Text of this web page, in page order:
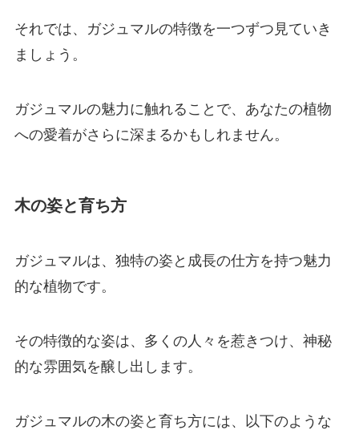
それでは、ガジュマルの特徴を一つずつ見ていき
ましょう。
ガジュマルの魅力に触れることで、あなたの植物
への愛着がさらに深まるかもしれません。
木の姿と育ち方
ガジュマルは、独特の姿と成長の仕方を持つ魅力
的な植物です。
その特徴的な姿は、多くの人々を惹きつけ、神秘
的な雰囲気を醸し出します。
ガジュマルの木の姿と育ち方には、以下のような